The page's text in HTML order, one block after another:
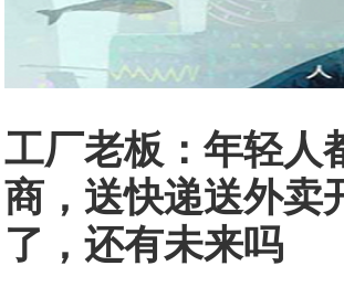
工厂老板：年轻人
商，送快递送外卖
了，还有未来吗